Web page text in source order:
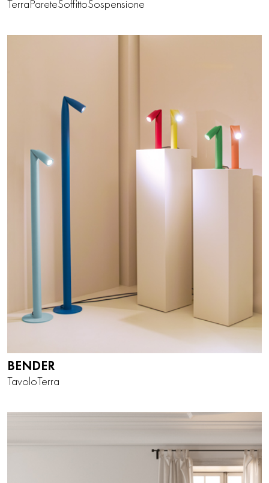
TerraPareteSoffittoSospensione
BENDER
TavoloTerra